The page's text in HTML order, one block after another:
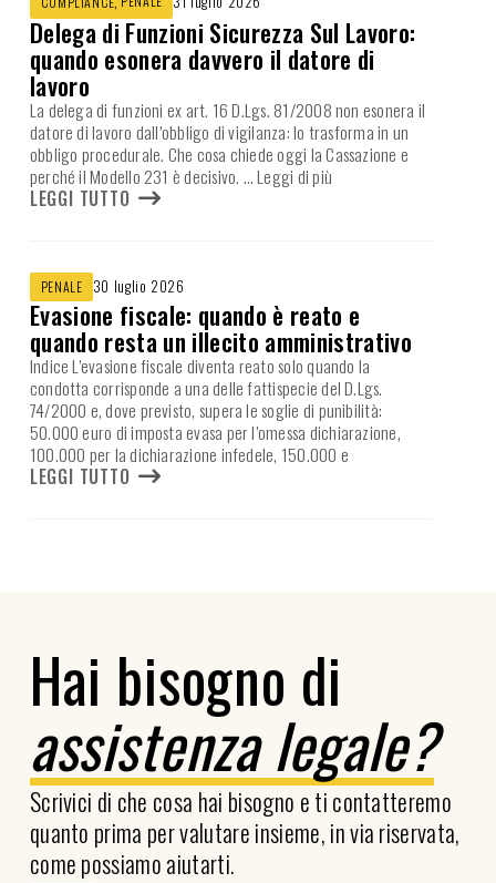
Delega di Funzioni Sicurezza Sul Lavoro:
quando esonera davvero il datore di
lavoro
La delega di funzioni ex art. 16 D.Lgs. 81/2008 non esonera il
datore di lavoro dall’obbligo di vigilanza: lo trasforma in un
obbligo procedurale. Che cosa chiede oggi la Cassazione e
perché il Modello 231 è decisivo. … Leggi di più
LEGGI TUTTO
PENALE 30 luglio 2026
Evasione fiscale: quando è reato e
quando resta un illecito amministrativo
Indice L’evasione fiscale diventa reato solo quando la
condotta corrisponde a una delle fattispecie del D.Lgs.
74/2000 e, dove previsto, supera le soglie di punibilità:
50.000 euro di imposta evasa per l’omessa dichiarazione,
100.000 per la dichiarazione infedele, 150.000 e
LEGGI TUTTO
Hai bisogno di
assistenza legale?
Scrivici di che cosa hai bisogno e ti contatteremo
quanto prima per valutare insieme, in via riservata,
come possiamo aiutarti.